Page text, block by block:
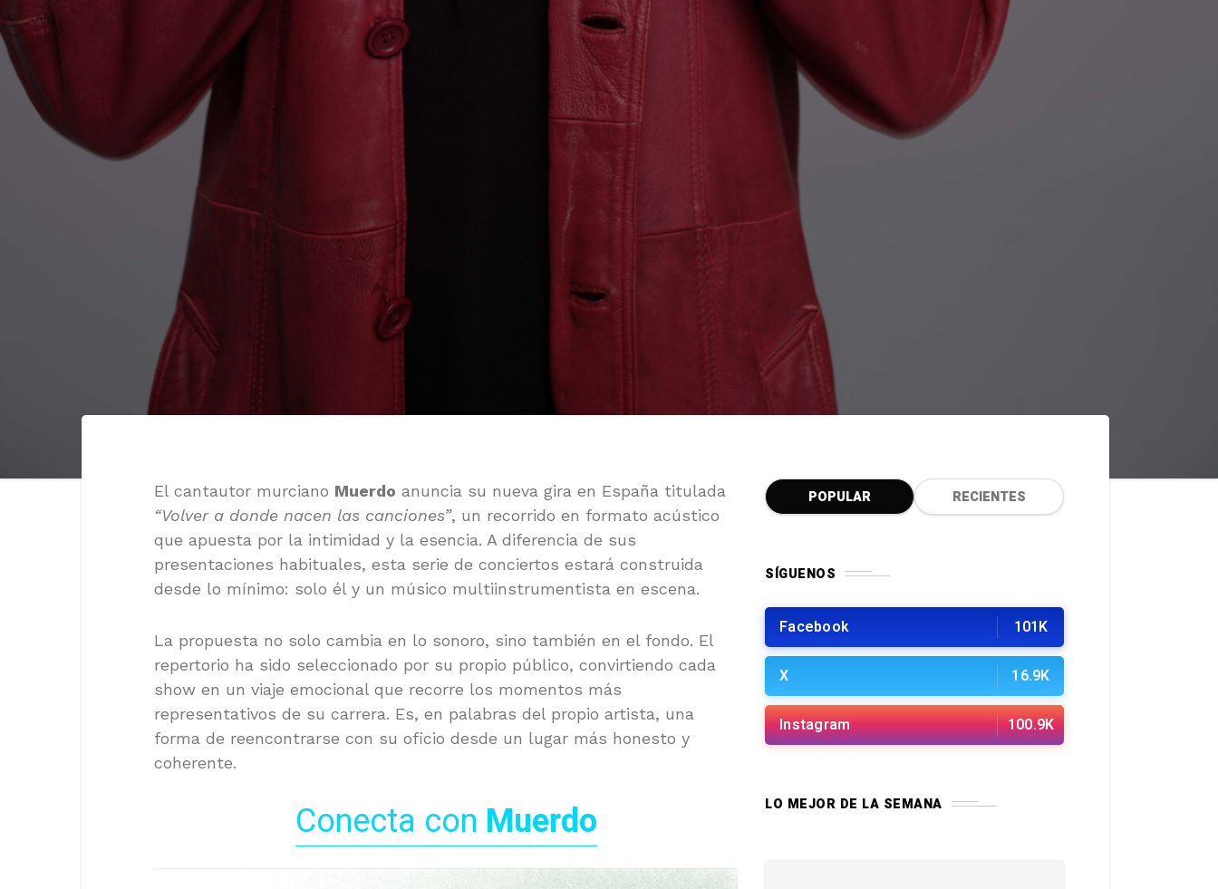
El cantautor murciano Muerdo anuncia su nueva gira en España titulada
“Volver a donde nacen las canciones”, un recorrido en formato acústico
que apuesta por la intimidad y la esencia. A diferencia de sus
presentaciones habituales, esta serie de conciertos estará construida
desde lo mínimo: solo él y un músico multiinstrumentista en escena.
La propuesta no solo cambia en lo sonoro, sino también en el fondo. El
repertorio ha sido seleccionado por su propio público, convirtiendo cada
show en un viaje emocional que recorre los momentos más
representativos de su carrera. Es, en palabras del propio artista, una
forma de reencontrarse con su oficio desde un lugar más honesto y
coherente.
Conecta con Muerdo
POPULAR RECIENTES
SÍGUENOS
Facebook 101K
X 16.9K
Instagram 100.9K
LO MEJOR DE LA SEMANA